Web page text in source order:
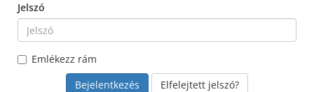
Jelszó
Emlékezz rám
Elfelejtett jelszó?